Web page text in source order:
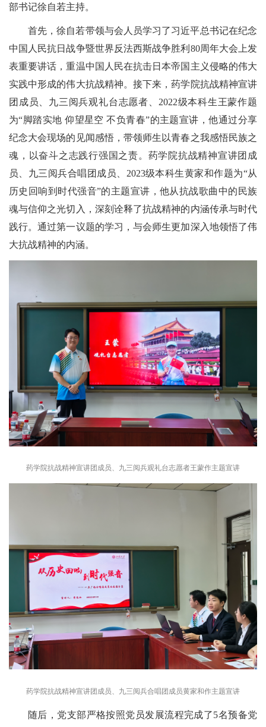
部书记徐自若主持。
首先，徐自若带领与会人员学习了习近平总书记在纪念
中国人民抗日战争暨世界反法西斯战争胜利 80周年大会上发
表重要讲话，重温中国人民在抗击日本帝国主义侵略的伟大
实践中形成的伟大抗战精神。接下来，药学院抗战精神宣讲
团成员、九三阅兵观礼台志愿者、 2022级本科生王蒙作题
为“脚踏实地 仰望星空 不负青春”的主题宣讲，他通过分享
纪念大会现场的见闻感悟，带领师生以青春之我感悟民族之
魂，以奋斗之志践行强国之责。药学院抗战精神宣讲团成
员、九三阅兵合唱团成员、 2023级本科生黄家和作题为“从
历史回响到时代强音”的主题宣讲，他从抗战歌曲中的民族
魂与信仰之光切入，深刻诠释了抗战精神的内涵传承与时代
践行。通过第一议题的学习，与会师生更加深入地领悟了伟
大抗战精神的内涵。
药学院抗战精神宣讲团成员、九三阅兵观礼台志愿者王蒙作主题宣讲
药学院抗战精神宣讲团成员、九三阅兵合唱团成员黄家和作主题宣讲
随后，党支部严格按照党员发展流程完成了5名预备党